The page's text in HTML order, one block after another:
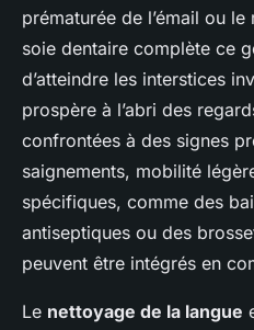
prématurée de l’émail ou
soie dentaire complète ce
d’atteindre les interstices
prospère à l’abri des
confrontées à des signes
saignements, mobilité
spécifiques, comme des
antiseptiques ou des
peuvent être intégrés en
Le nettoyage de la langue